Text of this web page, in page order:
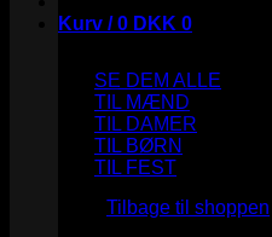
Kurv /0 DKK 0
Ingen varer i kurven.
Tilbage til shoppen
SE DEM ALLE
TIL MÆND
TIL DAMER
TIL BØRN
TIL FEST